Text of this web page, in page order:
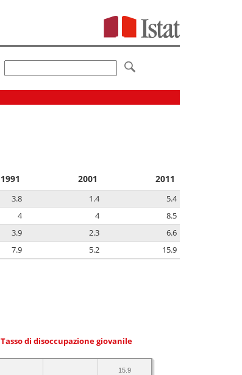
1991 2001 2011
3.8 1.4
5.4
4 4
8.5
3.9 2.3
6.6
7.9 5.2 15.9
Tasso di disoccupazione giovanile
15.9